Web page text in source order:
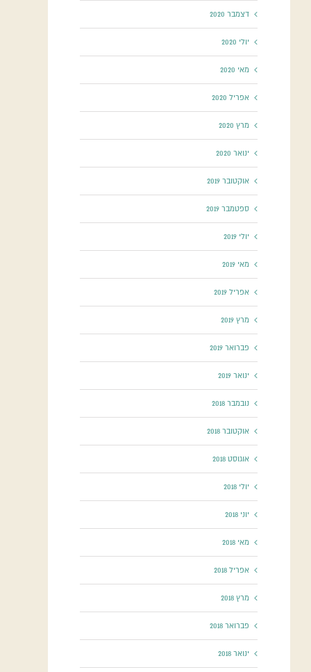
דצמבר 2020
יולי 2020
מאי 2020
אפריל 2020
מרץ 2020
ינואר 2020
אוקטובר 2019
ספטמבר 2019
יולי 2019
מאי 2019
אפריל 2019
מרץ 2019
פברואר 2019
ינואר 2019
נובמבר 2018
אוקטובר 2018
אוגוסט 2018
יולי 2018
יוני 2018
מאי 2018
אפריל 2018
מרץ 2018
פברואר 2018
ינואר 2018